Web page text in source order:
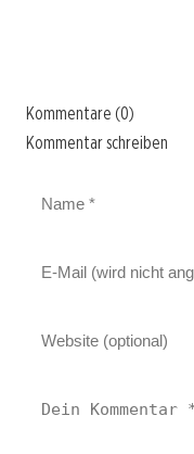
Kommentare (0)
Kommentar schreiben